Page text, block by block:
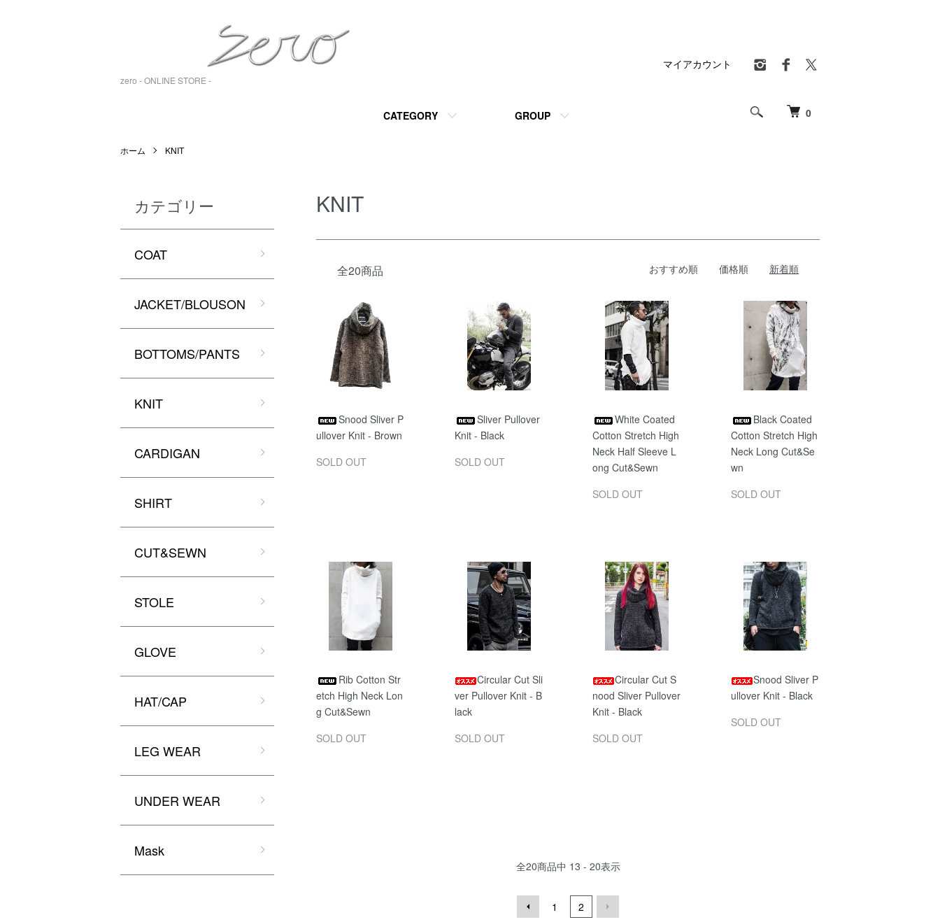
zero - ONLINE STORE -
0
CATEGORY GROUP
マイアカウント
ホーム KNIT
KNIT
全20商品 おすすめ順 価格順 新着順
Snood Sliver P
ullover Knit - Brown
SOLD OUT
Sliver Pullover
Knit - Black
SOLD OUT
White Coated
Cotton Stretch High
Neck Half Sleeve L
ong Cut&Sewn
SOLD OUT
Black Coated
Cotton Stretch High
Neck Long Cut&Se
wn
SOLD OUT
Rib Cotton Str
etch High Neck Lon
g Cut&Sewn
SOLD OUT
Circular Cut Sli
ver Pullover Knit - B
lack
SOLD OUT
Circular Cut S
nood Sliver Pullover
Knit - Black
SOLD OUT
Snood Sliver P
ullover Knit - Black
SOLD OUT
全20商品中 13 - 20表示
1 2
カテゴリー
COAT
JACKET/BLOUSON
BOTTOMS/PANTS
KNIT
CARDIGAN
SHIRT
CUT&SEWN
STOLE
GLOVE
HAT/CAP
LEG WEAR
UNDER WEAR
Mask